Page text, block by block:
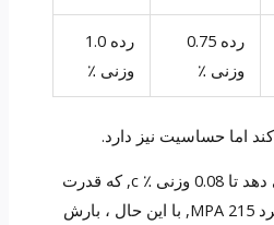
رده 0.75
وزنی ٪
رده 1.0
وزنی ٪
اما حساسیت نیز دارد.
استاندارد 304 اجازه می دهد تا 0.08 وزنی ٪ c, که قدرت
عملکرد را به ≈ بالا می برد 215 MPA, با این حال ، بارش